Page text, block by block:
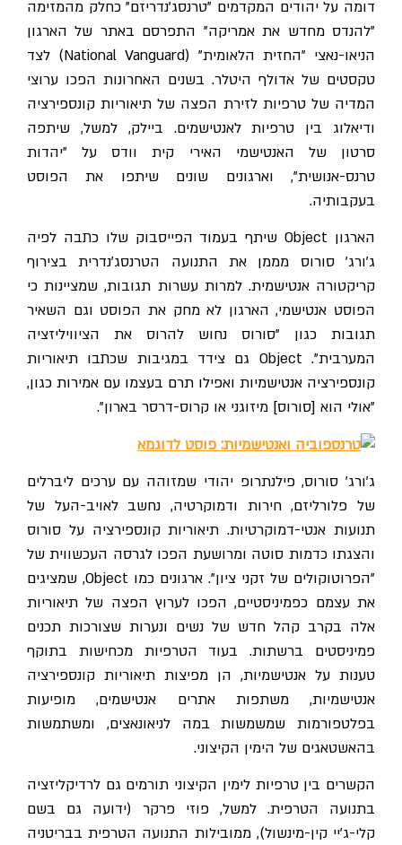
דומה על יהודים המקדמים "טרנסג'נדריזם" כחלק מהמזימה
"להנדס מחדש את אמריקה" התפרסם באתר של הארגון
הניאו-נאצי "החזית הלאומית" (National Vanguard) לצד
טקסטים של אדולף היטלר. בשנים האחרונות הפכו ערוצי
המדיה של טרפיות לזירת הפצה של תיאוריות קונספירציה
ודיאלוג בין טרפיות לאנטישמים. ביילק, למשל, שיתפה
סרטון של האנטישמי האירי קית וודס על "יהדות
טרנס-אנושית", וארגונים שונים שיתפו את הפוסט
בעקבותיה.
הארגון Object שיתף בעמוד הפייסבוק שלו כתבה לפיה
ג'ורג' סורוס מממן את התנועה הטרנסג'נדרית בצירוף
קריקטורה אנטישמית. למרות עשרות תגובות, שמציינות כי
הפוסט אנטישמי, הארגון לא מחק את הפוסט וגם השאיר
תגובות כגון "סורוס נחוש להרוס את הציוויליזציה
המערבית". Object גם צידד במגיבות שכתבו תיאוריות
קונספירציה אנטישמיות ואפילו תרם בעצמו עם אמירות כגון,
"אולי הוא [סורוס] מיזוגני או קרוס-דרסר בארון".
ג'ורג' סורוס, פילנתרופ יהודי שמזוהה עם ערכים ליברלים
של פלורליזם, חירות ודמוקרטיה, נחשב לאויב-העל של
תנועות אנטי-דמוקרטיות. תיאוריות קונספירציה על סורוס
והצגתו כדמות סוטה ומרושעת הפכו לגרסה העכשווית של
"הפרוטוקולים של זקני ציון". ארגונים כמו Object, שמציגים
את עצמם כפמיניסטיים, הפכו לערוץ הפצה של תיאוריות
אלה בקרב קהל חדש של נשים ונערות שצורכות תכנים
פמיניסטים ברשתות. בעוד הטרפיות מכחישות בתוקף
טענות על אנטישמיות, הן מפיצות תיאוריות קונספירציה
אנטישמיות, משתפות אתרים אנטישמים, מופיעות
בפלטפורמות שמשמשות במה לניאונאצים, ומשתמשות
בהאשטאגים של הימין הקיצוני.
הקשרים בין טרפיות לימין הקיצוני תורמים גם לרדיקליזציה
בתנועה הטרפית. למשל, פוזי פרקר (ידועה גם בשם
קלי-ג'יי קין-מינשול), ממובילות התנועה הטרפית בבריטניה